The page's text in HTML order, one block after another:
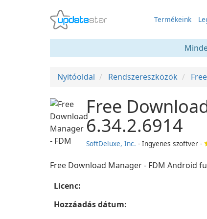
Termékeink
Nyitóoldal Rendszereszközök
Free
6.34.2.6914
SoftDeluxe, Inc. - Ingyenes szoftver -
Free Download Manager - FDM Android
Licenc:
Hozzáadás dátum: